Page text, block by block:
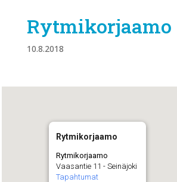
Rytmikorjaamo
10.8.2018
Rytmikorjaamo
Rytmikorjaamo
Vaasantie 11 - Seinäjoki
Tapahtumat